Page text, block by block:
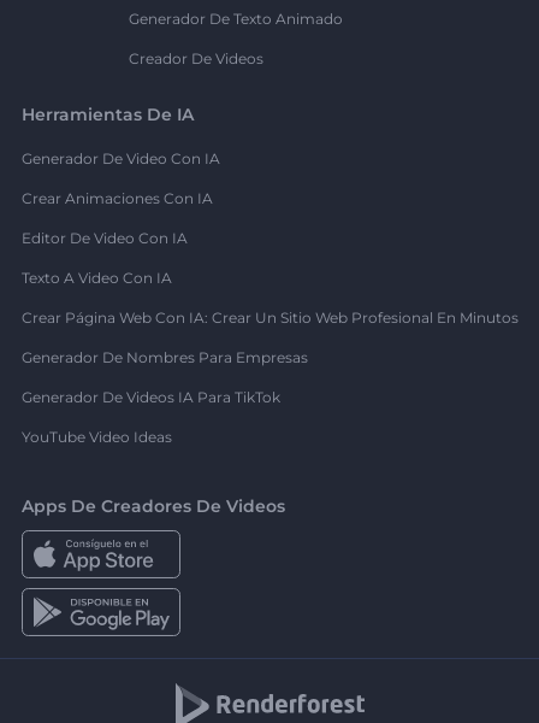
Generador De Texto Animado
Creador De Videos
Herramientas De IA
Generador De Video Con IA
Crear Animaciones Con IA
Editor De Video Con IA
Texto A Video Con IA
Crear Página Web Con IA: Crear Un Sitio Web Profesional En Minutos
Generador De Nombres Para Empresas
Generador De Videos IA Para TikTok
YouTube Video Ideas
Apps De Creadores De Videos